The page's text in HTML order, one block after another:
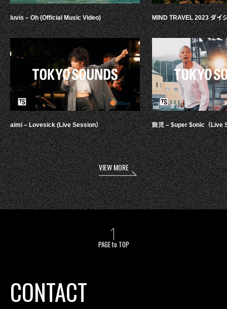
luvis – Oh (Official Music Video)
aimi – Lovesick (Live Session）
MIND TRAVEL 2023 ダイ
鋭児 – $uper $onic（Live
VIEW MORE
PAGE to TOP
CONTACT